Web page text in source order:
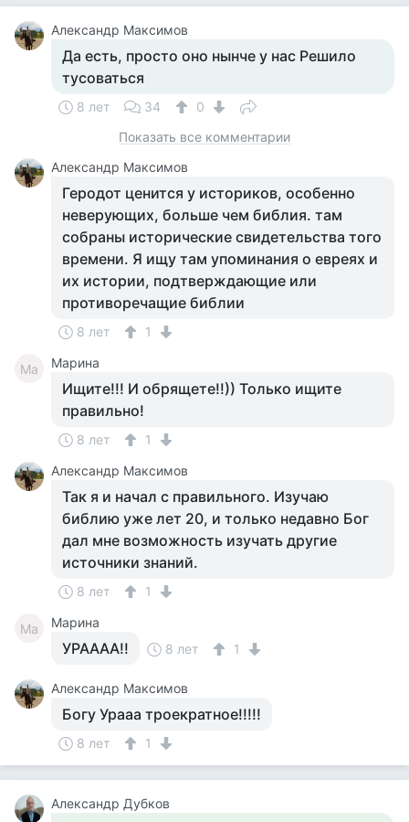
Александр Максимов
Да есть, просто оно нынче у нас Решило
тусоваться
8 лет 34
0
Показать все комментарии
Александр Максимов
Геродот ценится у историков, особенно
неверующих, больше чем библия. там
собраны исторические свидетельства того
времени. Я ищу там упоминания о евреях и
их истории, подтверждающие или
противоречащие библии
8 лет 1
Ма Марина
Ищите!!! И обрящете!!)) Только ищите
правильно!
8 лет
1
Александр Максимов
Так я и начал с правильного. Изучаю
библию уже лет 20, и только недавно Бог
дал мне возможность изучать другие
источники знаний.
8 лет 1
Ма Марина
УРАААА!! 8 лет 1
Александр Максимов
Богу Урааа троекратное!!!!!
8 лет 1
Александр Дубков